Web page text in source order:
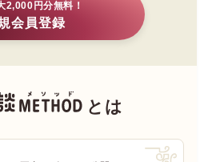
2,000円分無料！
会員登録
とは